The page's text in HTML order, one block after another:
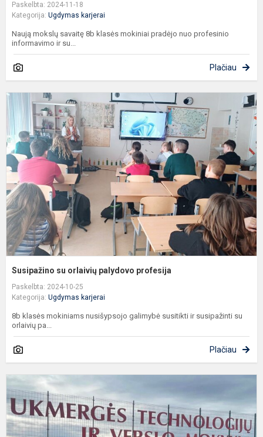
Paskelbta: 2024-11-18
Kategorija: Ugdymas karjerai
Naują mokslų savaitę 8b klasės mokiniai pradėjo nuo profesinio
informavimo ir su...
Plačiau
Susipažino su orlaivių palydovo profesija
Paskelbta: 2024-10-25
Kategorija: Ugdymas karjerai
8b klasės mokiniams nusišypsojo galimybė susitikti ir susipažinti su
orlaivių pa...
Plačiau